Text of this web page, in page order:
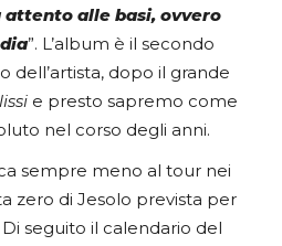
attento alle basi, ovvero
”. L’album è il secondo
dell’artista, dopo il grande
e presto sapremo come
nel corso degli anni.
sempre meno al tour nei
zero di Jesolo prevista per
seguito il calendario del